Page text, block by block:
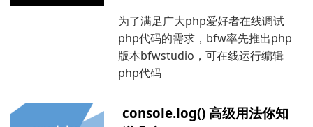
为了满足广大php爱好者在线调试
php代码的需求，bfw率先推出php
版本bfwstudio，可在线运行编辑
php代码
console.log() 高级用法你知